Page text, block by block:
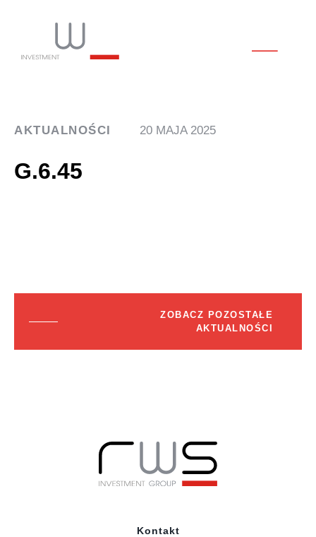
AKTUALNOŚCI 20 MAJA 2025
G.6.45
ZOBACZ POZOSTAŁE
AKTUALNOŚCI
Kontakt